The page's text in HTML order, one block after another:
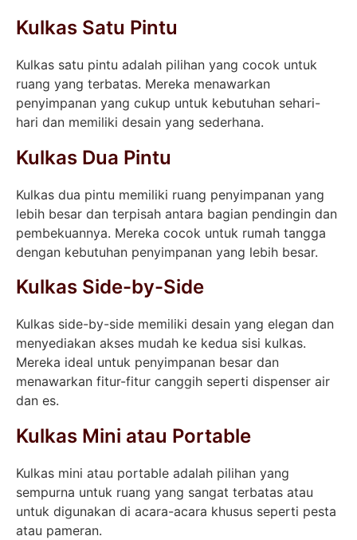
Kulkas Satu Pintu
Kulkas satu pintu adalah pilihan yang cocok untuk
ruang yang terbatas. Mereka menawarkan
penyimpanan yang cukup untuk kebutuhan sehari-
hari dan memiliki desain yang sederhana.
Kulkas Dua Pintu
Kulkas dua pintu memiliki ruang penyimpanan yang
lebih besar dan terpisah antara bagian pendingin dan
pembekuannya. Mereka cocok untuk rumah tangga
dengan kebutuhan penyimpanan yang lebih besar.
Kulkas Side-by-Side
Kulkas side-by-side memiliki desain yang elegan dan
menyediakan akses mudah ke kedua sisi kulkas.
Mereka ideal untuk penyimpanan besar dan
menawarkan fitur-fitur canggih seperti dispenser air
dan es.
Kulkas Mini atau Portable
Kulkas mini atau portable adalah pilihan yang
sempurna untuk ruang yang sangat terbatas atau
untuk digunakan di acara-acara khusus seperti pesta
atau pameran.